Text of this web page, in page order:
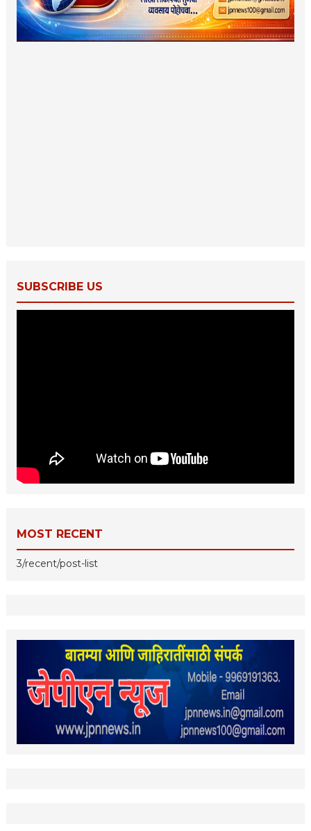
SUBSCRIBE US
MOST RECENT
3/recent/post-list